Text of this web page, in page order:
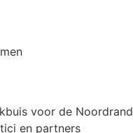
voor de Noordrand
en partners